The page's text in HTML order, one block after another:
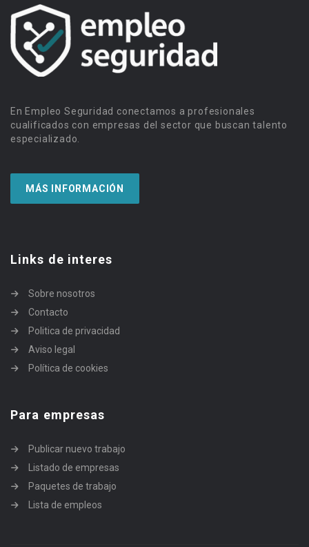
En Empleo Seguridad conectamos a profesionales
cualificados con empresas del sector que buscan talento
especializado.
MÁS INFORMACIÓN
Links de interes
Sobre nosotros
Contacto
Politica de privacidad
Aviso legal
Política de cookies
Para empresas
Publicar nuevo trabajo
Listado de empresas
Paquetes de trabajo
Lista de empleos